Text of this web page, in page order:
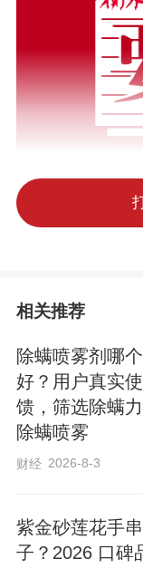
科技引领发
今年2月，“
方考察，习
现代化强国，
相关推荐
除螨喷雾剂哪
好？用户真实
馈，筛选除螨
除螨喷雾
财经 2026-8-3
紫金砂莲花手
子？2026 口碑